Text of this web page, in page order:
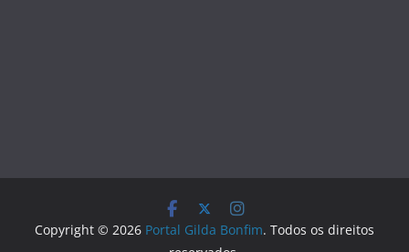
Copyright © 2026 Portal Gilda Bonfim. Todos os direitos